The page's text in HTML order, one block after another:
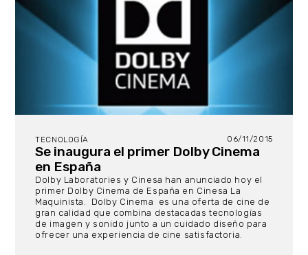
TECNOLOGÍA 06/11/2015
Se inaugura el primer Dolby Cinema
en España
Dolby Laboratories y Cinesa han anunciado hoy el
primer Dolby Cinema de España en Cinesa La
Maquinista. Dolby Cinema es una oferta de cine de
gran calidad que combina destacadas tecnologías
de imagen y sonido junto a un cuidado diseño para
ofrecer una experiencia de cine satisfactoria.